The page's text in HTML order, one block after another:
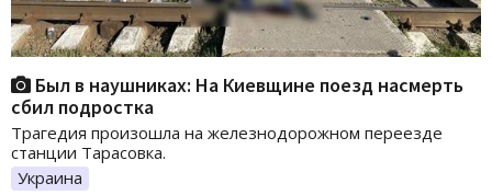
Был в наушниках: На Киевщине поезд насмерть
сбил подростка
Трагедия произошла на железнодорожном переезде
станции Тарасовка.
Украина